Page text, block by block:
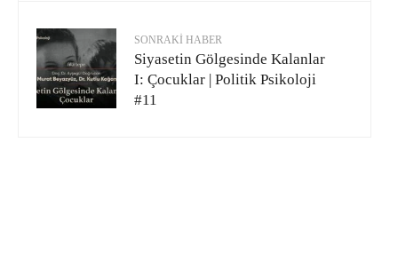
SONRAKI HABER
Siyasetin Gölgesinde Kalanlar
I: Çocuklar | Politik Psikoloji
#11